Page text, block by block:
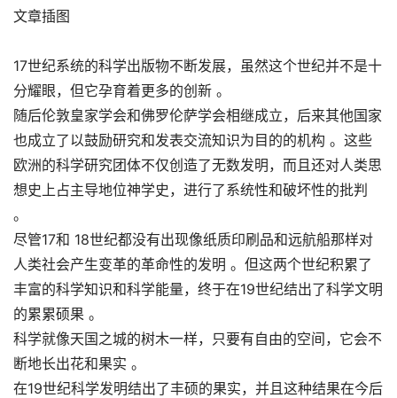
文章插图
17世纪系统的科学出版物不断发展，虽然这个世纪并不是十
分耀眼，但它孕育着更多的创新 。
随后伦敦皇家学会和佛罗伦萨学会相继成立，后来其他国家
也成立了以鼓励研究和发表交流知识为目的的机构 。这些
欧洲的科学研究团体不仅创造了无数发明，而且还对人类思
想史上占主导地位神学史，进行了系统性和破坏性的批判
。
尽管17和 18世纪都没有出现像纸质印刷品和远航船那样对
人类社会产生变革的革命性的发明 。但这两个世纪积累了
丰富的科学知识和科学能量，终于在19世纪结出了科学文明
的累累硕果 。
科学就像天国之城的树木一样，只要有自由的空间，它会不
断地长出花和果实 。
在19世纪科学发明结出了丰硕的果实，并且这种结果在今后